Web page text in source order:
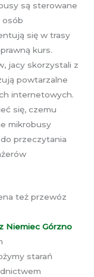
są sterowane
osób
się w trasy
kurs.
jacy skorzystali z
powtarzalne
internetowych.
się, czemu
mikrobusy
przeczytania
też przewóz
Niemiec Górzno
starań